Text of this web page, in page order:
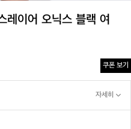
레이어 오닉스 블랙 여
쿠폰 보기
자세히